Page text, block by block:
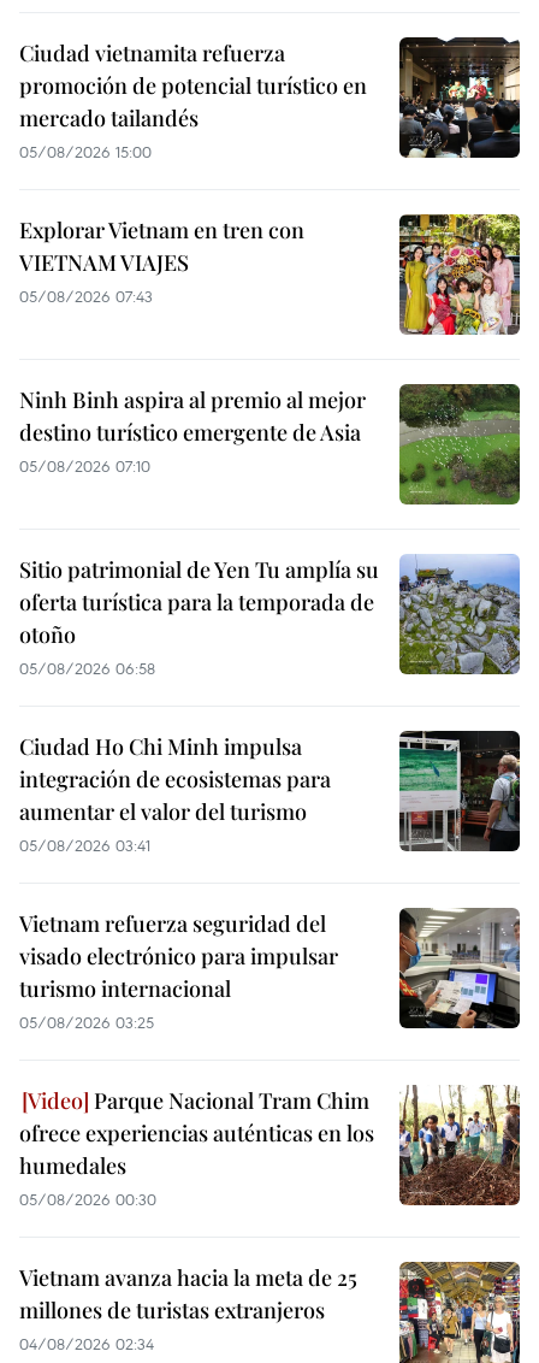
Ciudad vietnamita refuerza
promoción de potencial turístico en
mercado tailandés
05/08/2026 15:00
Explorar Vietnam en tren con
VIETNAM VIAJES
05/08/2026 07:43
Ninh Binh aspira al premio al mejor
destino turístico emergente de Asia
05/08/2026 07:10
Sitio patrimonial de Yen Tu amplía su
oferta turística para la temporada de
otoño
05/08/2026 06:58
Ciudad Ho Chi Minh impulsa
integración de ecosistemas para
aumentar el valor del turismo
05/08/2026 03:41
Vietnam refuerza seguridad del
visado electrónico para impulsar
turismo internacional
05/08/2026 03:25
Parque Nacional Tram Chim
ofrece experiencias auténticas en los
humedales
05/08/2026 00:30
Vietnam avanza hacia la meta de 25
millones de turistas extranjeros
04/08/2026 02:34